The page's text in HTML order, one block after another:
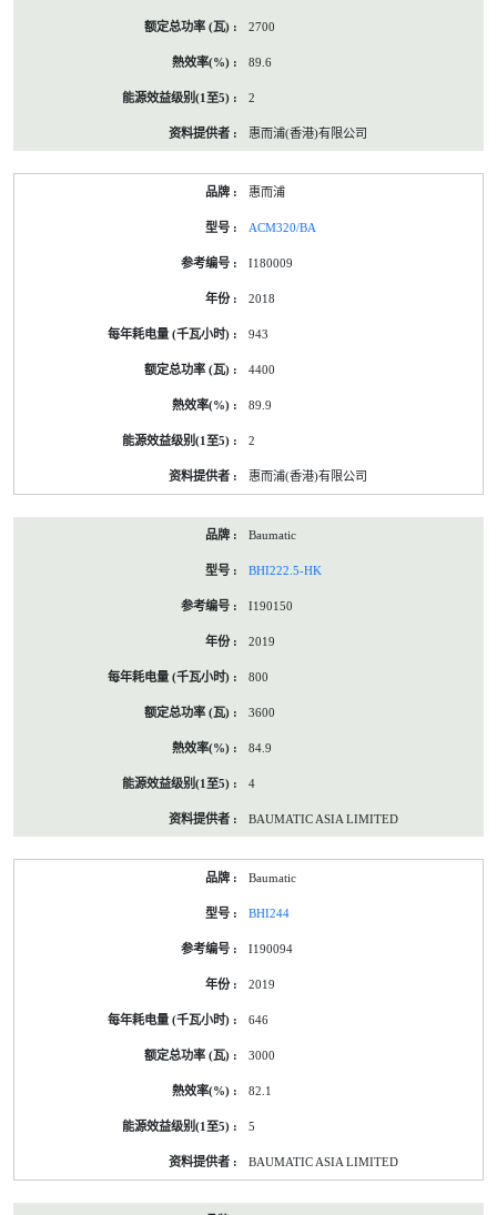
2700
89.6
2
惠而浦(香港)有限公司
惠而浦
ACM320/BA
I180009
2018
943
4400
89.9
2
惠而浦(香港)有限公司
Baumatic
BHI222.5-HK
I190150
2019
800
3600
84.9
4
BAUMATIC ASIA LIMITED
Baumatic
BHI244
I190094
2019
646
3000
82.1
5
BAUMATIC ASIA LIMITED